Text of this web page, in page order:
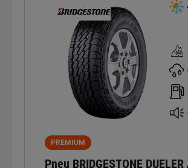
PREMIUM
Pneu BRIDGESTONE